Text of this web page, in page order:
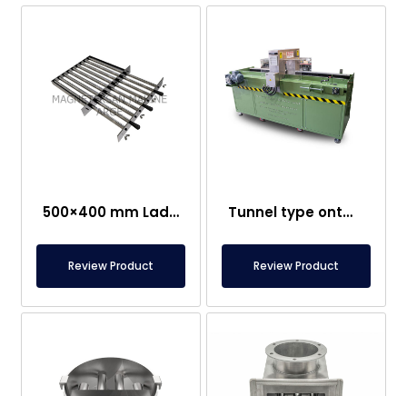
500×400 mm Lade Magneet – Eenvoudig te Reinigen
Review Product
Tunnel type ontmagnetiseermachine met transportband
Review Product